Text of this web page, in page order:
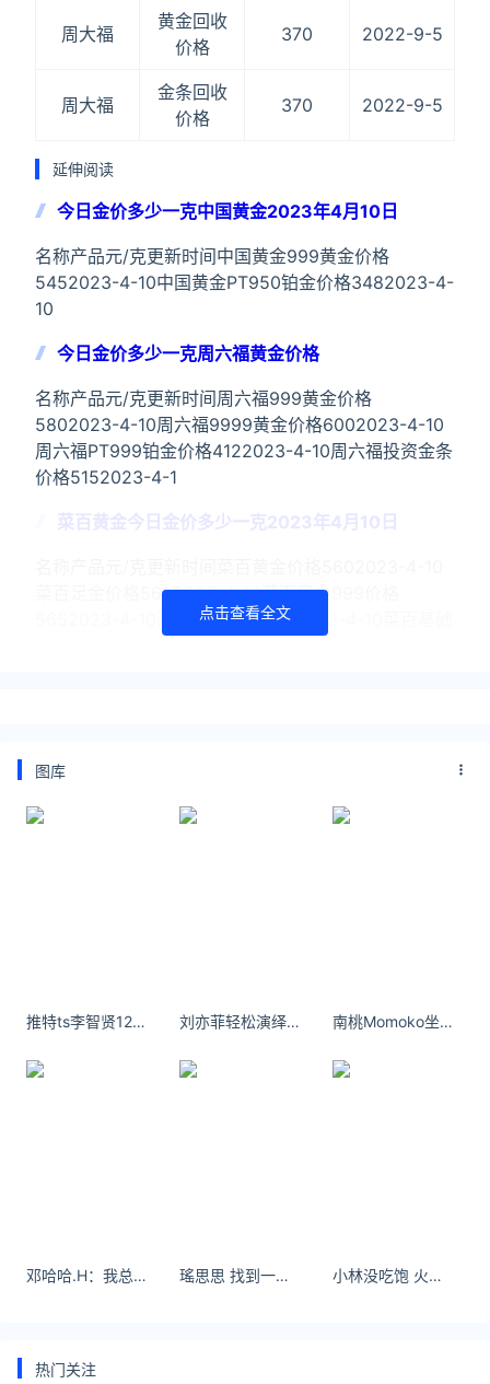
周大福
黄金回收
价格
370 2022-9-5
周大福
金条回收
价格
370 2022-9-5
延伸阅读
今日金价多少一克中国黄金2023年4月10日
名称产品元/克更新时间中国黄金999黄金价格
5452023-4-10中国黄金PT950铂金价格3482023-4-
10
今日金价多少一克周六福黄金价格
名称产品元/克更新时间周六福999黄金价格
5802023-4-10周六福9999黄金价格6002023-4-10
周六福PT999铂金价格4122023-4-10周六福投资金条
价格5152023-4-1
菜百黄金今日金价多少一克2023年4月10日
菜百足金价格5602023-4-10菜百足金999价格
5652023-4-10菜百金条价格4952023-4-10菜百基础
美元转人民币最新汇率查询：
https://huilv.ijiandao.com/
律师事务所咨询免费24小时在线：
https://huangjin.ijiandao.com/brand/zhoudafu/566.html
点击查看全文
图库
推特ts李智贤12v 我把青春耗在暗恋里却不能和你在一起。 刘亦菲轻松演绎摩登风范 杂志写真尽显野性魅力！ 南桃Momoko坐在欧式的椅子上，黑色的套装神秘感十足
邓哈哈.H：我总说要把事情看得很淡 但我又何尝不希望有人一直陪着我#狮子座 瑤思思 找到一种感觉叫属于 小林没吃饱 火龙果色的夏天 - 小红书
热门关注